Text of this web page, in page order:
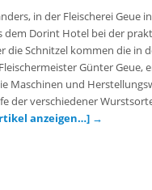
in der Fleischerei Geue
dem Dorint Hotel bei der
die Schnitzel kommen die in
Günter Geue,
Maschinen und
der verschiedener
anzeigen…] →